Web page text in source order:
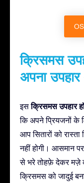
क्रिसमस
अपना
इसक्रिसमस उपहार
कि अपने प्रियजनों के
आप सितारों को
नहीं होगी। आसमान
से भरे तोहफ़े देकर मज़े
क्रिसमस को जादुई